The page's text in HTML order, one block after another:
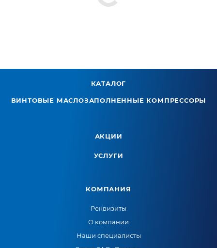
КАТАЛОГ
ВИНТОВЫЕ МАСЛОЗАПОЛНЕННЫЕ КОМПРЕССОРЫ
АКЦИИ
УСЛУГИ
КОМПАНИЯ
Реквизиты
О компании
Наши специалисты